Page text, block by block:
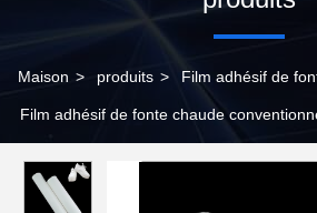
Maison > produits > Film adhésif de
Film adhésif de fonte chaude